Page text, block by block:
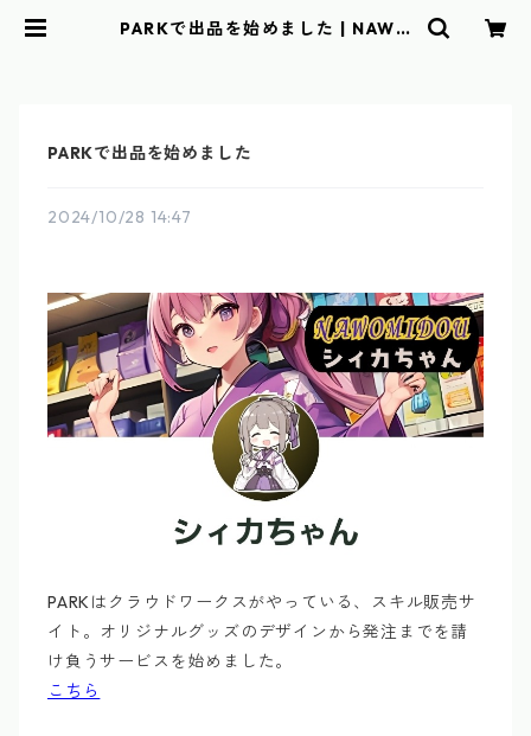
PARKで出品を始めました | NAWO
PARKで出品を始めました
2024/10/28 14:47
PARKはクラウドワークスがやっている、スキル販売サ
イト。オリジナルグッズのデザインから発注までを請
け負うサービスを始めました。
こちら